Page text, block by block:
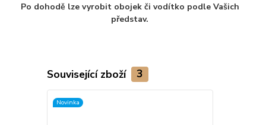
Po dohodě lze vyrobit obojek či vodítko podle Vašich
představ.
Související zboží 3
Novinka